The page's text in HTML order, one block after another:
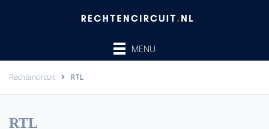
MENU
Rechtencircuit RTL
RTL